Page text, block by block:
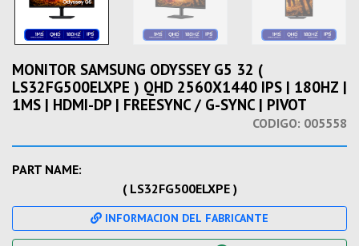
MONITOR SAMSUNG ODYSSEY G5 32 (
LS32FG500ELXPE ) QHD 2560X1440 IPS | 180HZ |
1MS | HDMI-DP | FREESYNC / G-SYNC | PIVOT
CODIGO: 005558
PART NAME:
( LS32FG500ELXPE )
INFORMACION DEL FABRICANTE